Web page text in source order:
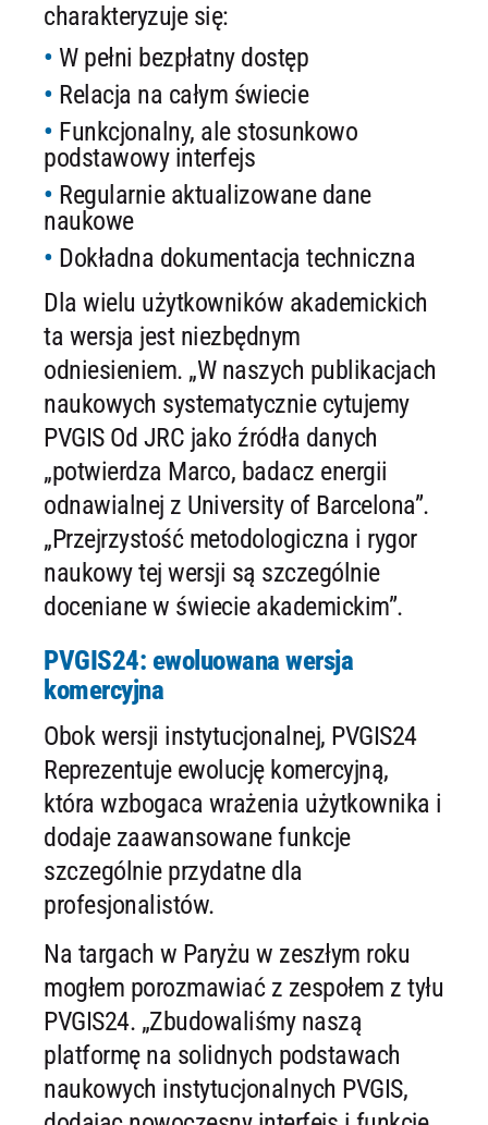
charakteryzuje się:
W pełni bezpłatny dostęp
Relacja na całym świecie
Funkcjonalny, ale stosunkowo
podstawowy interfejs
Regularnie aktualizowane dane
naukowe
Dokładna dokumentacja techniczna
Dla wielu użytkowników akademickich
ta wersja jest niezbędnym
odniesieniem. „W naszych publikacjach
naukowych systematycznie cytujemy
PVGIS Od JRC jako źródła danych
„potwierdza Marco, badacz energii
odnawialnej z University of Barcelona”.
„Przejrzystość metodologiczna i rygor
naukowy tej wersji są szczególnie
doceniane w świecie akademickim”.
PVGIS24: ewoluowana wersja
komercyjna
Obok wersji instytucjonalnej, PVGIS24
Reprezentuje ewolucję komercyjną,
która wzbogaca wrażenia użytkownika i
dodaje zaawansowane funkcje
szczególnie przydatne dla
profesjonalistów.
Na targach w Paryżu w zeszłym roku
mogłem porozmawiać z zespołem z tyłu
PVGIS24. „Zbudowaliśmy naszą
platformę na solidnych podstawach
naukowych instytucjonalnych PVGIS,